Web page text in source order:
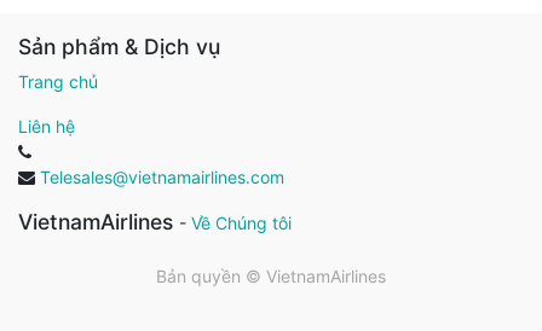
Sản phẩm & Dịch vụ
Trang chủ
Liên hệ
Telesales@vietnamairlines.com
VietnamAirlines - Về Chúng tôi
Bản quyền © VietnamAirlines